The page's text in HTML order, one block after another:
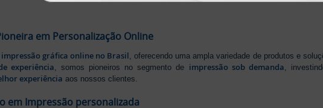
em Personalização Online
gráfica online no Brasil, oferecendo uma ampla variedade de produtos e
experiência, somos pioneiros no segmento de impressão sob demanda,
experiência aos nossos clientes.
em Impressão personalizada